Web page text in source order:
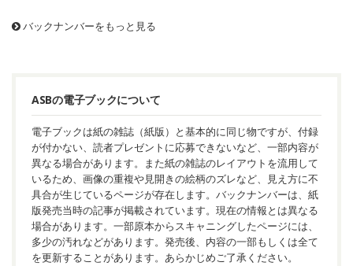
バックナンバーをもっと見る
ASBの電子ブックについて
電子ブックは紙の雑誌（紙版）と基本的に同じ物ですが、付録
が付かない、読者プレゼントに応募できないなど、一部内容が
異なる場合があります。また紙の雑誌のレイアウトを流用して
いるため、画像の重複や見開きの絵柄のズレなど、見え方に不
具合が生じているページが存在します。バックナンバーは、紙
版発売当時の記事が掲載されています。現在の情報とは異なる
場合があります。一部原本からスキャニングしたページには、
多少の汚れなどがあります。発売後、内容の一部もしくは全て
を更新することがあります。あらかじめご了承ください。